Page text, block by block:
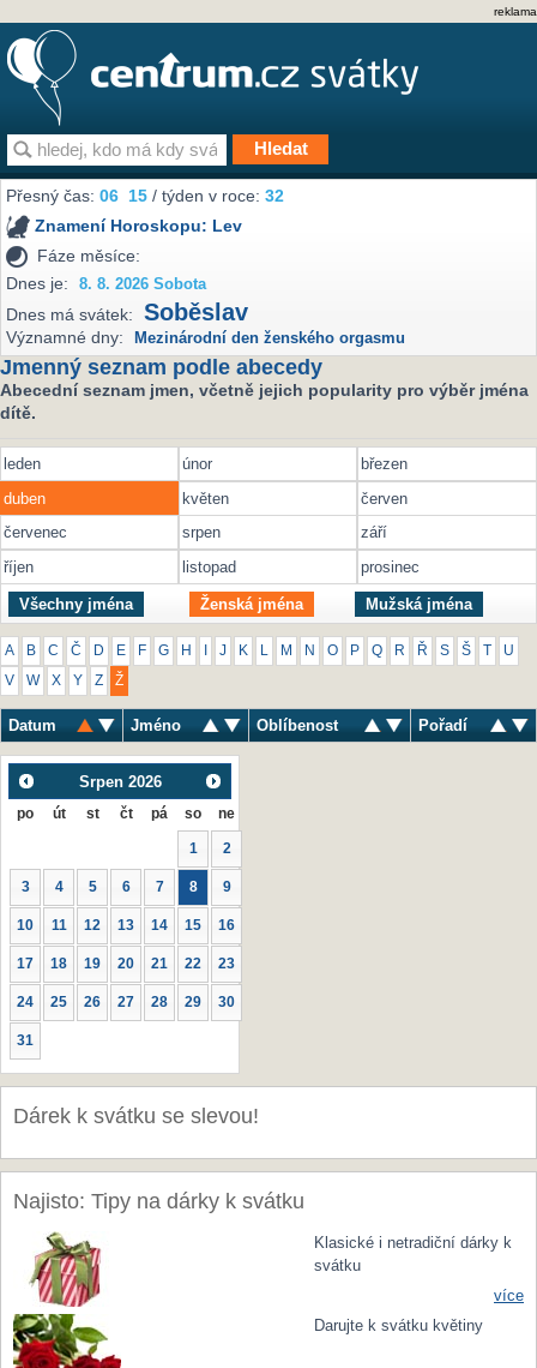
reklama
Přesný čas:06 15 / týden v roce:32
Znamení Horoskopu: Lev
Fáze měsíce:
Dnes je:
8. 8. 2026 Sobota
Dnes má svátek: Soběslav
Významné dny: Mezinárodní den ženského orgasmu
Jmenný seznam podle abecedy
Abecední seznam jmen, včetně jejich popularity pro výběr jména
dítě.
leden únor
březen
duben
květen
červen
červenec
srpen
září
říjen
listopad prosinec
Všechny jména Ženská jména Mužská jména
A B C Č D E F G H J K M N O P Q R Ř S Š U
V W X Y Z Ž
Datum Jméno Oblíbenost Pořadí
Srpen 2026
po út st čt pá so ne
1 2
3 4 5 6 7 8 9
10 11 12 13 14 15 16
17 18 19 20 21 22 23
24 25 26 27 28 29 30
31
Dárek k svátku se slevou!
Najisto: Tipy na dárky k svátku
Klasické i netradiční dárky k
svátku
více
Darujte k svátku květiny